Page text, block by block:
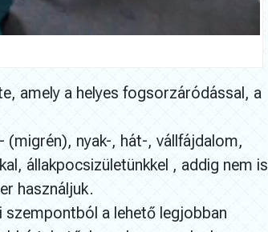
amely a helyes fogsorzáródással, a
nyak-, hát-, vállfájdalom,
állakpocsizületünkkel , addig nem is
használjuk.
a lehető legjobban